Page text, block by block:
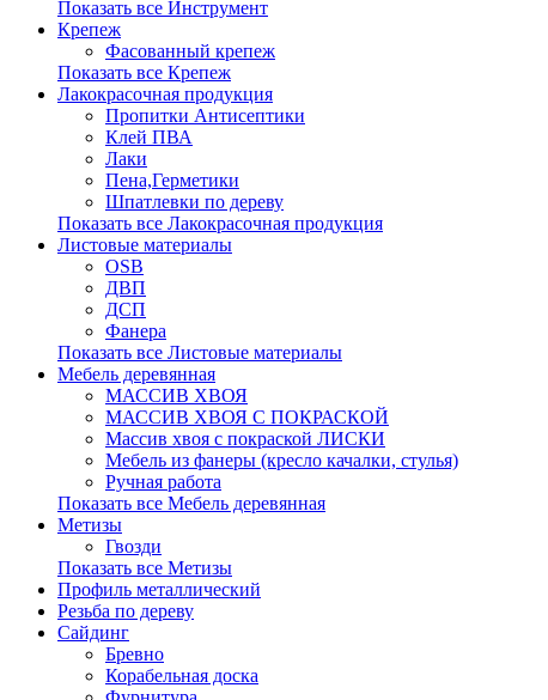
Показать все Инструмент
Крепеж
Фасованный крепеж
Показать все Крепеж
Лакокрасочная продукция
Пропитки Антисептики
Клей ПВА
Лаки
Пена,Герметики
Шпатлевки по дереву
Показать все Лакокрасочная продукция
Листовые материалы
OSB
ДВП
ДСП
Фанера
Показать все Листовые материалы
Мебель деревянная
МАССИВ ХВОЯ
МАССИВ ХВОЯ С ПОКРАСКОЙ
Массив хвоя с покраской ЛИСКИ
Мебель из фанеры (кресло качалки, стулья)
Ручная работа
Показать все Мебель деревянная
Метизы
Гвозди
Показать все Метизы
Профиль металлический
Резьба по дереву
Сайдинг
Бревно
Корабельная доска